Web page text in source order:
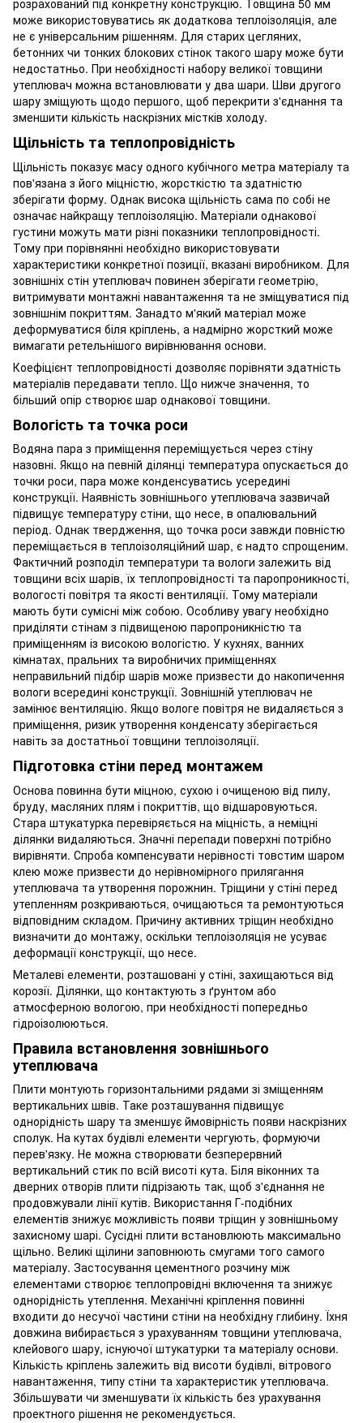
розрахований під конкретну конструкцію. Товщина 50 мм
може використовуватись як додаткова теплоізоляція, але
не є універсальним рішенням. Для старих цегляних,
бетонних чи тонких блокових стінок такого шару може бути
недостатньо. При необхідності набору великої товщини
утеплювач можна встановлювати у два шари. Шви другого
шару зміщують щодо першого, щоб перекрити з'єднання та
зменшити кількість наскрізних містків холоду.
Щільність та теплопровідність
Щільність показує масу одного кубічного метра матеріалу та
пов'язана з його міцністю, жорсткістю та здатністю
зберігати форму. Однак висока щільність сама по собі не
означає найкращу теплоізоляцію. Матеріали однакової
густини можуть мати різні показники теплопровідності.
Тому при порівнянні необхідно використовувати
характеристики конкретної позиції, вказані виробником. Для
зовнішніх стін утеплювач повинен зберігати геометрію,
витримувати монтажні навантаження та не зміщуватися під
зовнішнім покриттям. Занадто м'який матеріал може
деформуватися біля кріплень, а надмірно жорсткий може
вимагати ретельнішого вирівнювання основи.
Коефіцієнт теплопровідності дозволяє порівняти здатність
матеріалів передавати тепло. Що нижче значення, то
більший опір створює шар однакової товщини.
Вологість та точка роси
Водяна пара з приміщення переміщується через стіну
назовні. Якщо на певній ділянці температура опускається до
точки роси, пара може конденсуватись усередині
конструкції. Наявність зовнішнього утеплювача зазвичай
підвищує температуру стіни, що несе, в опалювальний
період. Однак твердження, що точка роси завжди повністю
переміщається в теплоізоляційний шар, є надто спрощеним.
Фактичний розподіл температури та вологи залежить від
товщини всіх шарів, їх теплопровідності та паропроникності,
вологості повітря та якості вентиляції. Тому матеріали
мають бути сумісні між собою. Особливу увагу необхідно
приділяти стінам з підвищеною паропроникністю та
приміщенням із високою вологістю. У кухнях, ванних
кімнатах, пральних та виробничих приміщеннях
неправильний підбір шарів може призвести до накопичення
вологи всередині конструкції. Зовнішній утеплювач не
замінює вентиляцію. Якщо вологе повітря не видаляється з
приміщення, ризик утворення конденсату зберігається
навіть за достатньої товщини теплоізоляції.
Підготовка стіни перед монтажем
Основа повинна бути міцною, сухою і очищеною від пилу,
бруду, масляних плям і покриттів, що відшаровуються.
Стара штукатурка перевіряється на міцність, а неміцні
ділянки видаляються. Значні перепади поверхні потрібно
вирівняти. Спроба компенсувати нерівності товстим шаром
клею може призвести до нерівномірного прилягання
утеплювача та утворення порожнин. Тріщини у стіні перед
утепленням розкриваються, очищаються та ремонтуються
відповідним складом. Причину активних тріщин необхідно
визначити до монтажу, оскільки теплоізоляція не усуває
деформації конструкції, що несе.
Металеві елементи, розташовані у стіні, захищаються від
корозії. Ділянки, що контактують з ґрунтом або
атмосферною вологою, при необхідності попередньо
гідроізолюються.
Правила встановлення зовнішнього
утеплювача
Плити монтують горизонтальними рядами зі зміщенням
вертикальних швів. Таке розташування підвищує
однорідність шару та зменшує ймовірність появи наскрізних
сполук. На кутах будівлі елементи чергують, формуючи
перев'язку. Не можна створювати безперервний
вертикальний стик по всій висоті кута. Біля віконних та
дверних отворів плити підрізають так, щоб з'єднання не
продовжували лінії кутів. Використання Г-подібних
елементів знижує можливість появи тріщин у зовнішньому
захисному шарі. Сусідні плити встановлюють максимально
щільно. Великі щілини заповнюють смугами того самого
матеріалу. Застосування цементного розчину між
елементами створює теплопровідні включення та знижує
однорідність утеплення. Механічні кріплення повинні
входити до несучої частини стіни на необхідну глибину. Їхня
довжина вибирається з урахуванням товщини утеплювача,
клейового шару, існуючої штукатурки та матеріалу основи.
Кількість кріплень залежить від висоти будівлі, вітрового
навантаження, типу стіни та характеристик утеплювача.
Збільшувати чи зменшувати їх кількість без урахування
проектного рішення не рекомендується.